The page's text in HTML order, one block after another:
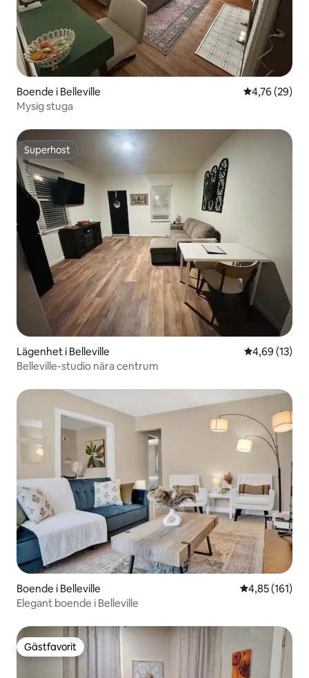
Boende i Belleville 4,76 av 5 i
4,76 (29)
Mysig stuga
Superhost
Superhost
Lägenhet i Belleville 4,69 av 5 i
4,69 (13)
Belleville-studio nära centrum
Boende i Belleville 4,85 av 5 i
4,85 (161)
Elegant boende i Belleville
Gästfavorit
Gästfavorit